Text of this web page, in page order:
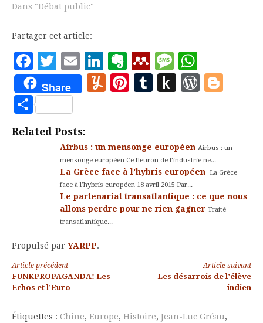
sympathique Christian
la mort sociale par le
système, mais surtout
par son ouverture
d’esprit. Les propos qui
y furent tenus sur le
relativisme…
Dans "Débat public"
Partager cet article:
Facebook
Twitter
EmailLinkedIn
Evernote
Mendeley
Message
Share Yummly
Pinterest
Tumblr
Push
Partager
Related Posts:
Airbus : un mensonge européen Airbus : un
mensonge européen Ce fleuron de l’industrie ne...
La Grèce face à l’hybris européen
La Grèce
face à l’hybris européen 18 avril 2015 Par...
Le partenariat transatlantique : ce que nous
allons perdre pour ne rien gagner Traité
transatlantique...
Propulsé par YARPP.
Lire
la
suite
Article précédent
FUNKPROPAGANDA! Les
Echos et l’Euro
Article suivant
Les désarrois de l’élève
indien
Étiquettes : Chine, Europe, Histoire, Jean-Luc Gréau,